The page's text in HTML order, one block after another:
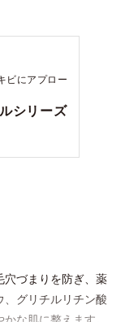
ビにアプロー
シリーズ
穴づまりを防ぎ、薬
グリチルリチン酸